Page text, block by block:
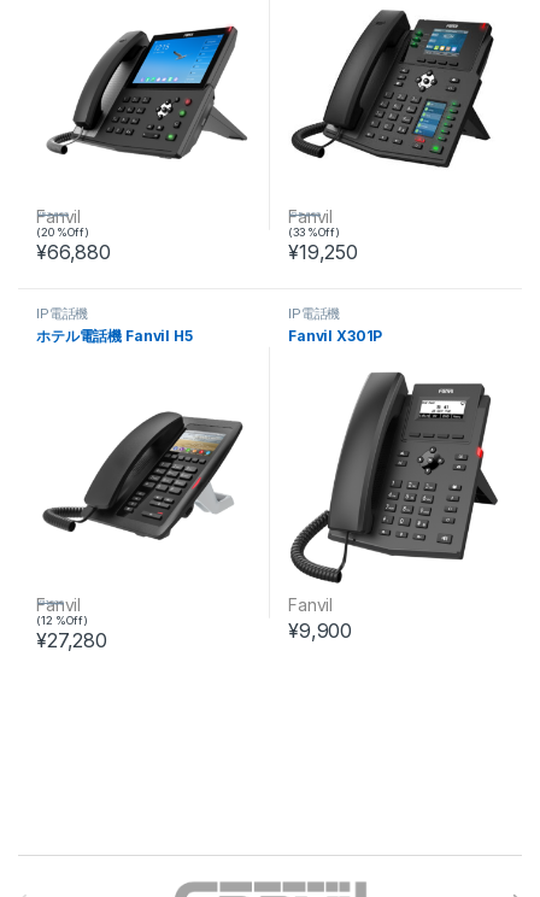
Fanvil
¥83,600
(20 %Off)
¥66,880
Fanvil
¥28,600
(33 %Off)
¥19,250
IP電話機
ホテル電話機 Fanvil H5
Fanvil
¥31,000
(12 %Off)
¥27,280
この商品には複数のバリエーションがあります。 オプションは商
IP電話機
Fanvil X301P
Fanvil
¥9,900
Brands Carousel